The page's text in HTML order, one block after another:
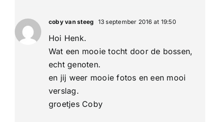
coby van steeg 13 september 2016 at 19:50
Hoi Henk.
Wat een mooie tocht door de bossen,
echt genoten.
en jij weer mooie fotos en een mooi
verslag.
groetjes Coby